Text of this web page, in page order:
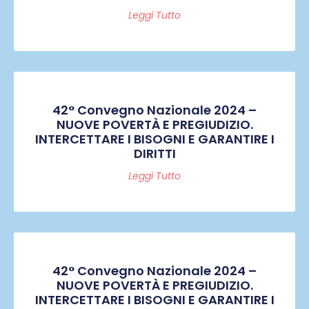
Leggi Tutto
42° Convegno Nazionale 2024 –
NUOVE POVERTÀ E PREGIUDIZIO.
INTERCETTARE I BISOGNI E GARANTIRE I
DIRITTI
Leggi Tutto
42° Convegno Nazionale 2024 –
NUOVE POVERTÀ E PREGIUDIZIO.
INTERCETTARE I BISOGNI E GARANTIRE I